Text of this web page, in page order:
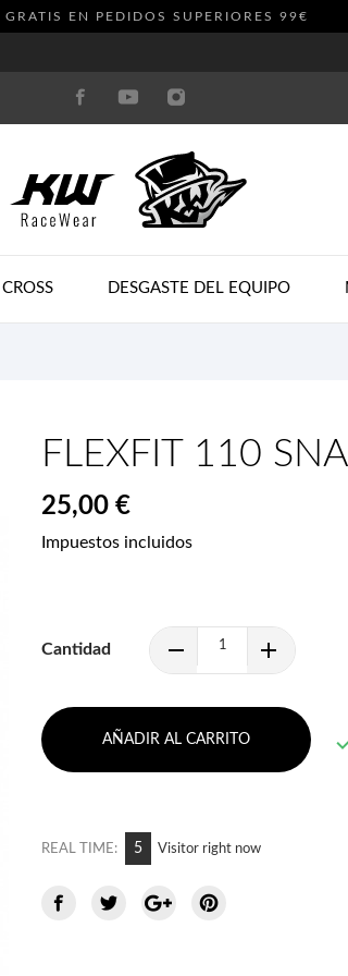
GRATIS EN PEDIDOS SUPERIORES 99€
DESGASTE DEL EQUIPO
FLEXFIT 110
25,00 €
Impuestos incluidos
Cantidad
AÑADIR AL CARRITO
REAL TIME: 5 Visitor right now